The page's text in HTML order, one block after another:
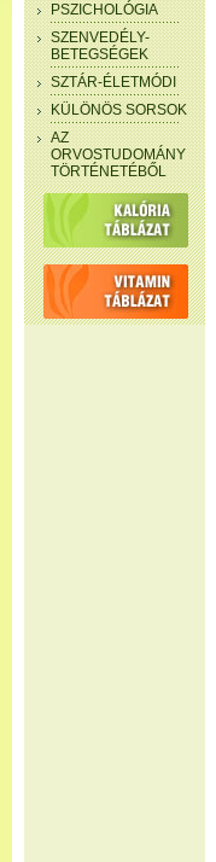
PSZICHOLÓGIA
SZENVEDÉLY-
BETEGSÉGEK
SZTÁR-ÉLETMÓDI
KÜLÖNÖS SORSOK
AZ
ORVOSTUDOMÁNY
TÖRTÉNETÉBŐL